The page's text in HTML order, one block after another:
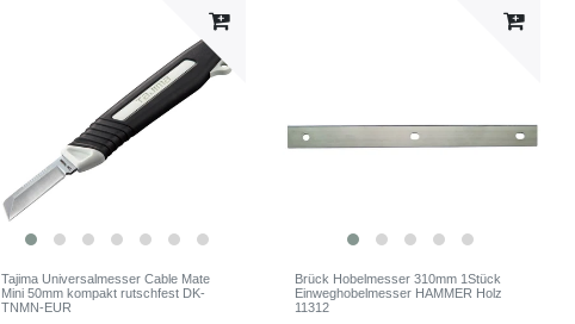
Tajima Universalmesser Cable Mate
Mini 50mm kompakt rutschfest DK-
TNMN-EUR
Brück Hobelmesser 310mm 1Stück
Einweghobelmesser HAMMER Holz
11312